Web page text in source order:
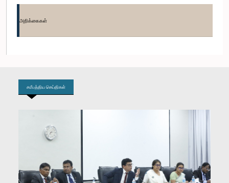
உறுப்பினர்
அறிக்கைகள்
சமீபத்திய செய்திகள்